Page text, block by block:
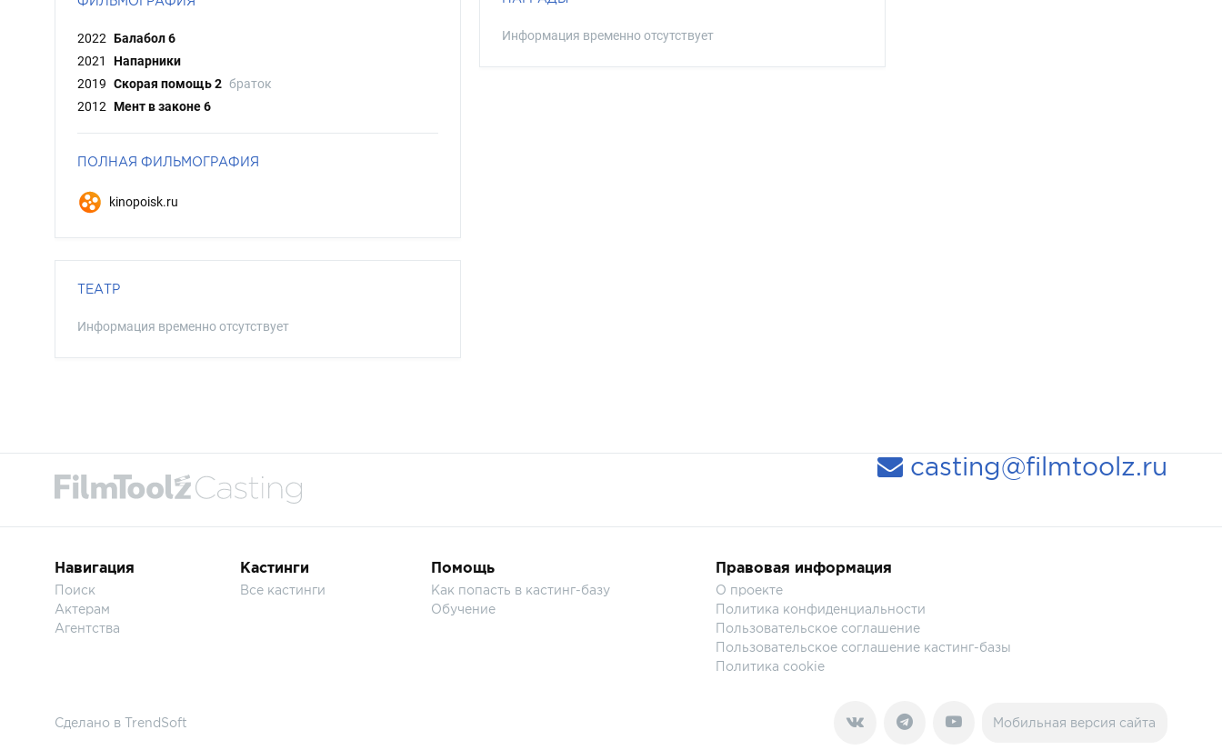
2022 Балабол 6
2021
Напарники
2019 Скорая помощь 2 браток
2012 Мент в законе 6
ПОЛНАЯ ФИЛЬМОГРАФИЯ
kinopoisk.ru
ТЕАТР
Информация временно отсутствует
Информация временно отсутствует
casting@filmtoolz.ru
Навигация
Поиск
Актерам
Агентства
Кастинги
Все кастинги
Помощь
Как попасть в кастинг-базу
Обучение
Правовая информация
О проекте
Политика конфиденциальности
Пользовательское соглашение
Пользовательское соглашение кастинг-базы
Политика cookie
Сделано в TrendSoft Мобильная версия сайта